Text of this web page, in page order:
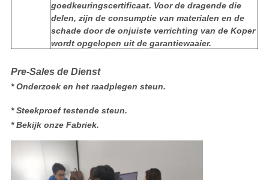
goedkeuringscertificaat. Voor de dragende die
delen, zijn de consumptie van materialen en de
schade door de onjuiste verrichting van de Koper
wordt opgelopen uit de garantiewaaier.
Pre-Sales de Dienst
* Onderzoek en het raadplegen steun.
* Steekproef testende steun.
* Bekijk onze Fabriek.